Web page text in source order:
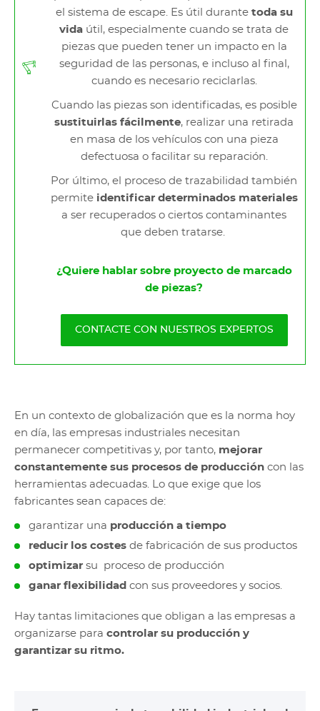
el sistema de escape. Es útil durante toda su
vida útil, especialmente cuando se trata de
piezas que pueden tener un impacto en la
seguridad de las personas, e incluso al final,
cuando es necesario reciclarlas.
Cuando las piezas son identificadas, es posible
sustituirlas fácilmente, realizar una retirada
en masa de los vehículos con una pieza
defectuosa o facilitar su reparación.
Por último, el proceso de trazabilidad también
permite identificar determinados materiales
a ser recuperados o ciertos contaminantes
que deben tratarse.
¿Quiere hablar sobre proyecto de marcado
de piezas?
CONTACTE CON NUESTROS EXPERTOS
En un contexto de globalización que es la norma hoy
en día, las empresas industriales necesitan
permanecer competitivas y, por tanto, mejorar
constantemente sus procesos de producción con las
herramientas adecuadas. Lo que exige que los
fabricantes sean capaces de:
garantizar una producción a tiempo
reducir los costes de fabricación de sus productos​
optimizar su proceso de producción​
ganar flexibilidad con sus proveedores y socios.
Hay tantas limitaciones que obligan a las empresas a
organizarse para controlar su producción y
garantizar su ritmo.